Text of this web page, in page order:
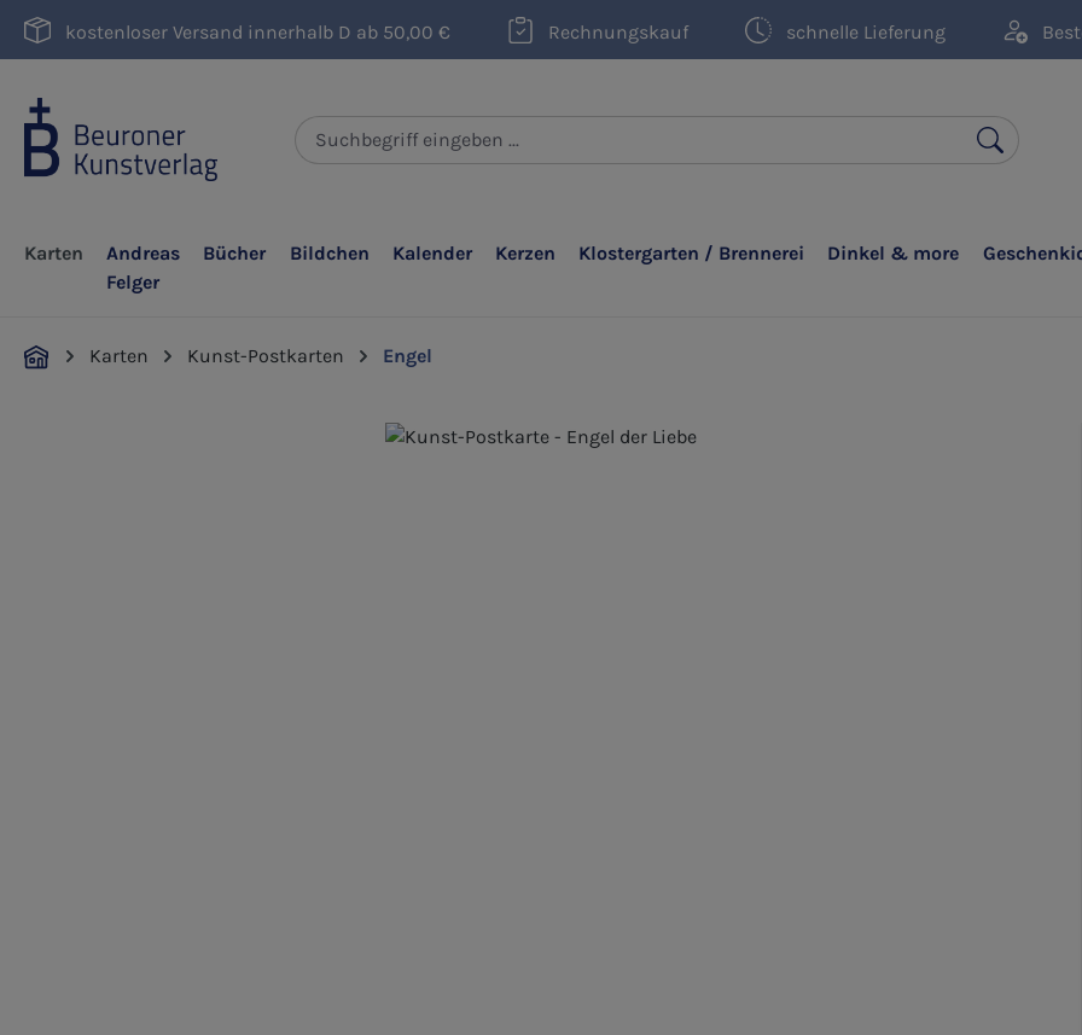
Hauptinhalt springen
Zur Suche springen
Zur Hauptnavigation springen
kostenloser Versand innerhalb D ab 50,00 € Rechnungskauf schnelle Lieferung
Karten
Andreas
Felger
Bücher Bildchen Kalender Kerzen Klostergarten / Brennerei Dinkel & more
Karten Kunst-Postkarten Engel